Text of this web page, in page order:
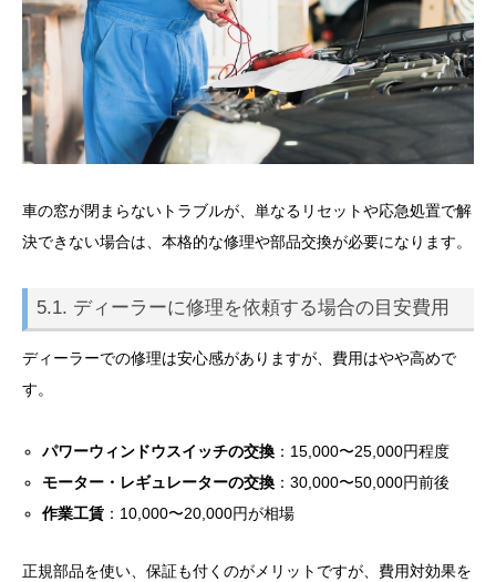
車の窓が閉まらないトラブルが、単なるリセットや応急処置で解
決できない場合は、本格的な修理や部品交換が必要になります。
5.1. ディーラーに修理を依頼する場合の目安費用
ディーラーでの修理は安心感がありますが、費用はやや高めで
す。
パワーウィンドウスイッチの交換 ：15,000〜25,000円程度
モーター・レギュレーターの交換 ：30,000〜50,000円前後
作業工賃 ：10,000〜20,000円が相場
正規部品を使い、保証も付くのがメリットですが、費用対効果を